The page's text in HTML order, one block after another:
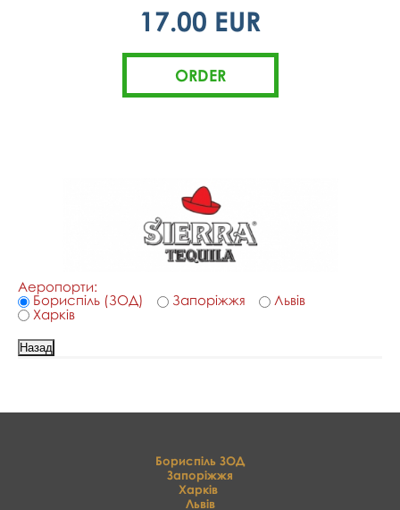
17.00 EUR
Аеропорти:
Бориспіль (ЗОД)
Запоріжжя
Львів
Харків
Бориспіль ЗОД
Запоріжжя
Харків
Львів